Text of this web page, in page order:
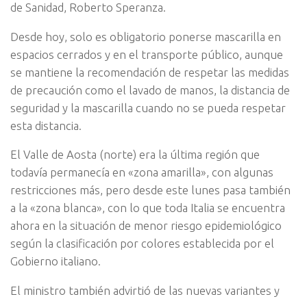
de Sanidad, Roberto Speranza.
Desde hoy, solo es obligatorio ponerse mascarilla en
espacios cerrados y en el transporte público, aunque
se mantiene la recomendación de respetar las medidas
de precaución como el lavado de manos, la distancia de
seguridad y la mascarilla cuando no se pueda respetar
esta distancia.
El Valle de Aosta (norte) era la última región que
todavía permanecía en «zona amarilla», con algunas
restricciones más, pero desde este lunes pasa también
a la «zona blanca», con lo que toda Italia se encuentra
ahora en la situación de menor riesgo epidemiológico
según la clasificación por colores establecida por el
Gobierno italiano.
El ministro también advirtió de las nuevas variantes y